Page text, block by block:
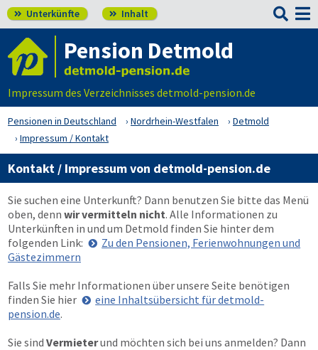
 Unterkünfte  Inhalt 
Pension Detmold
Impressum des Verzeichnisses detmold-pension.de
Pensionen in Deutschland Nordrhein-Westfalen
Detmold
Impressum / Kontakt
Kontakt / Impressum von detmold-pension.de
Sie suchen eine Unterkunft? Dann benutzen Sie bitte das Menü
oben, denn wir vermitteln nicht. Alle Informationen zu
Unterkünften in und um Detmold finden Sie hinter dem
folgenden Link:
Zu den Pensionen, Ferienwohnungen und
Gästezimmern
Falls Sie mehr Informationen über unsere Seite benötigen
finden Sie hier
eine Inhaltsübersicht für detmold-
pension.de.
Sie sind Vermieterund möchten sich bei uns anmelden? Dann